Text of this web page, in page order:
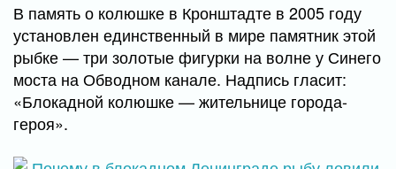
В память о колюшке в Кронштадте в 2005 году
установлен единственный в мире памятник этой
рыбке — три золотые фигурки на волне у Синего
моста на Обводном канале. Надпись гласит:
«Блокадной колюшке — жительнице города-
героя».